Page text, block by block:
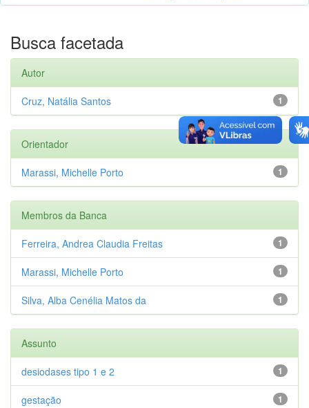
Busca facetada
Autor
1
Cruz, Natália Santos
Orientador
1
Marassi, Michelle Porto
Membros da Banca
1
Ferreira, Andrea Claudia Freitas
1
Marassi, Michelle Porto
1
Silva, Alba Cenélia Matos da
Assunto
1
desiodases tipo 1 e 2
1
gestação